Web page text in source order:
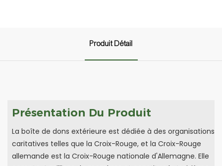
Produit Détail
Présentation Du Produit
La boîte de dons extérieure est dédiée à des organisations
caritatives telles que la Croix-Rouge, et la Croix-Rouge
allemande est la Croix-Rouge nationale d'Allemagne. Elle